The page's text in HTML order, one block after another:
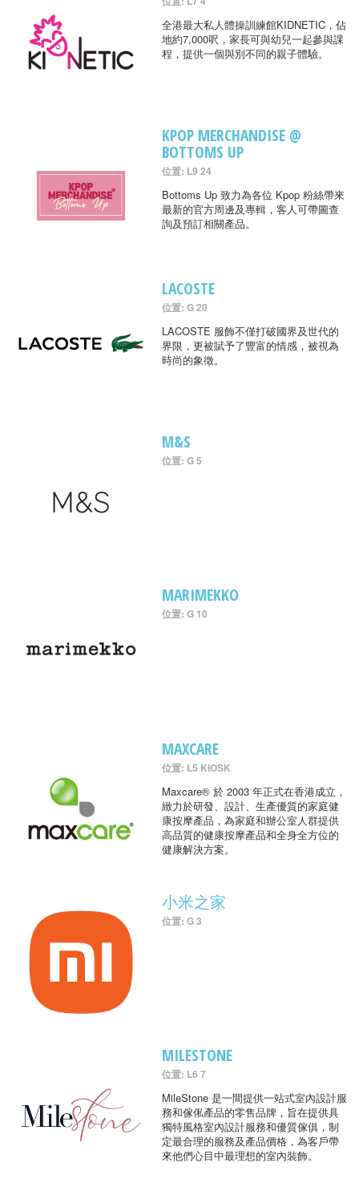
全港最大私人體操訓練館KIDNETIC，佔
地約7,000呎，家長可與幼兒一起參與課
程，提供一個與別不同的親子體驗。
KPOP MERCHANDISE @
BOTTOMS UP
位置: L9 24
Bottoms Up 致力為各位 Kpop 粉絲帶來
最新的官方周邊及專輯，客人可帶圖查
詢及預訂相關產品。
LACOSTE
位置: G 20
LACOSTE 服飾不僅打破國界及世代的
界限，更被賦予了豐富的情感，被視為
時尚的象徵。
M&S
位置: G 5
MARIMEKKO
位置: G 10
MAXCARE
位置: L5 KIOSK
Maxcare® 於 2003 年正式在香港成立，
緻力於研發、設計、生產優質的家庭健
康按摩產品，為家庭和辦公室人群提供
高品質的健康按摩產品和全身全方位的
健康解決方案。
小米之家
位置: G 3
MILESTONE
位置: L6 7
MileStone 是一間提供一站式室內設計服
務和傢俬產品的零售品牌，旨在提供具
獨特風格室內設計服務和優質傢俱，制
定最合理的服務及產品價格，為客戶帶
來他們心目中最理想的室內裝飾。